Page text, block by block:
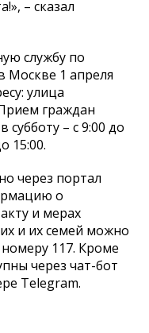
– сказал
службу по
Москве 1 апреля
улица
граждан
субботу – с 9:00 до
15:00.
через портал
о
и мерах
и их семей можно
117. Кроме
через чат-бот
Telegram.